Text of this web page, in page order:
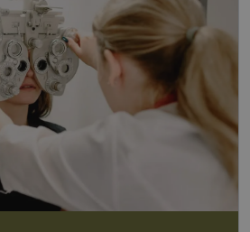
Funkcionālās
sīkdatnes
sīkdatnes